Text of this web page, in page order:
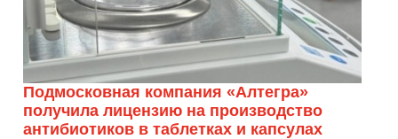
Подмосковная компания «Алтегра»
получила лицензию на производство
антибиотиков в таблетках и капсулах